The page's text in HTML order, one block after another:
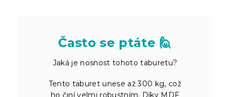
Často se ptáte 🙋
Jaká je nosnost tohoto taburetu?
Tento taburet unese až 300 kg, což
ho činí velmi robustním. Díky MDF